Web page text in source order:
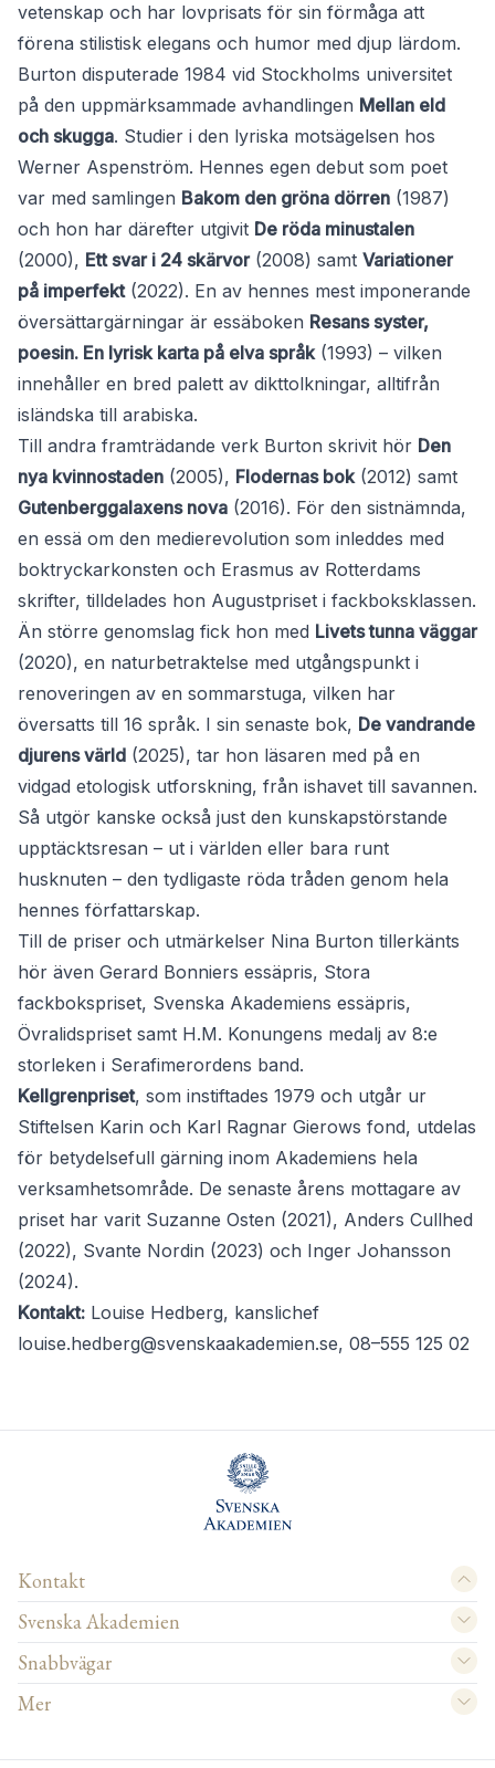
vetenskap och har lovprisats för sin förmåga att
förena stilistisk elegans och humor med djup lärdom.
Burton disputerade 1984 vid Stockholms universitet
på den uppmärksammade avhandlingen Mellan eld
och skugga. Studier i den lyriska motsägelsen hos
Werner Aspenström. Hennes egen debut som poet
var med samlingen Bakom den gröna dörren (1987)
och hon har därefter utgivit De röda minustalen
(2000), Ett svar i 24 skärvor(2008) samt Variationer
på imperfekt(2022). En av hennes mest imponerande
översättargärningar är essäboken Resans syster,
poesin. En lyrisk karta på elva språk(1993) – vilken
innehåller en bred palett av dikttolkningar, alltifrån
isländska till arabiska.
Till andra framträdande verk Burton skrivit hör Den
nya kvinnostaden (2005), Flodernas bok(2012) samt
Gutenberggalaxens nova (2016). För den sistnämnda,
en essä om den medierevolution som inleddes med
boktryckarkonsten och Erasmus av Rotterdams
skrifter, tilldelades hon Augustpriset i fackboksklassen.
Än större genomslag fick hon med Livets tunna väggar
(2020), en naturbetraktelse med utgångspunkt i
renoveringen av en sommarstuga, vilken har
översatts till 16 språk. I sin senaste bok, De vandrande
djurens värld (2025), tar hon läsaren med på en
vidgad etologisk utforskning, från ishavet till savannen.
Så utgör kanske också just den kunskapstörstande
upptäcktsresan – ut i världen eller bara runt
husknuten – den tydligaste röda tråden genom hela
hennes författarskap.
Till de priser och utmärkelser Nina Burton tillerkänts
hör även Gerard Bonniers essäpris, Stora
fackbokspriset, Svenska Akademiens essäpris,
Övralidspriset samt H.M. Konungens medalj av 8:e
storleken i Serafimerordens band.
Kellgrenpriset, som instiftades 1979 och utgår ur
Stiftelsen Karin och Karl Ragnar Gierows fond, utdelas
för betydelsefull gärning inom Akademiens hela
verksamhetsområde. De senaste årens mottagare av
priset har varit Suzanne Osten (2021), Anders Cullhed
(2022), Svante Nordin (2023) och Inger Johansson
(2024).
Kontakt: Louise Hedberg, kanslichef
louise.hedberg@svenskaakademien.se, 08–555 125 02
Kontakt
Svenska Akademien
Snabbvägar
Mer